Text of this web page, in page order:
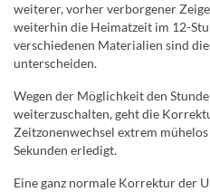
weiterer, vorher verborgener
weiterhin die Heimatzeit im 12-
verschiedenen Materialien sind
unterscheiden.
Wegen der Möglichkeit den
weiterzuschalten, geht die
Zeitzonenwechsel extrem
Sekunden erledigt.
Eine ganz normale Korrektur der